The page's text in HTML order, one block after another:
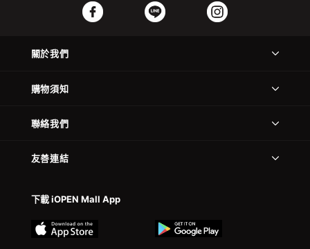
關於我們
購物須知
聯絡我們
友善連結
下載 iOPEN Mall App